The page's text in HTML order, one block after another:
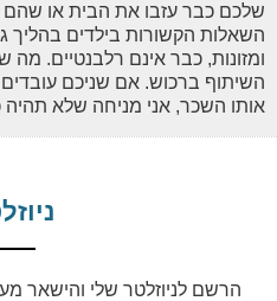
שלכם כבר עזבו את הבית או שהם
השאלות הקשורות בילדים בהליך
ומזונות, כבר אינם רלבנטיים.
השיתוף ברכוש. אם שניכם עובדים
אותו השכר, אני מניחה שלא
הרשם לניוזלטר שלי והישאר